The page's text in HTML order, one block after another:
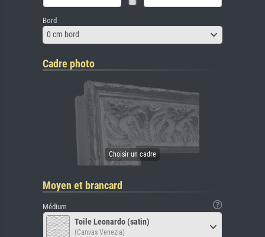
Bord
0 cm bord
Cadre photo
Moyen et brancard
Médium
Toile Leonardo (satin)
(Canvas Venezia)